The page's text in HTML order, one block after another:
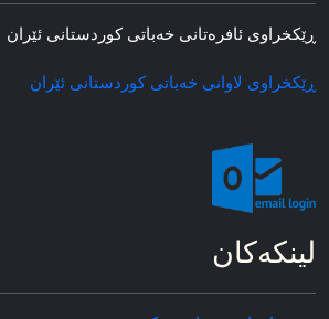
ڕێکخراوی ئافره‌تانی خه‌باتی کوردستانی ئێران
ڕێکخراوی لاوانی خه‌باتی کوردستانی ئێران
لینکه‌کان